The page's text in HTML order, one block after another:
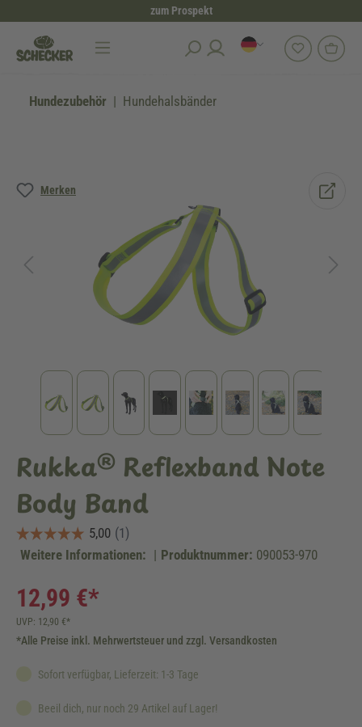
zum Prospekt
Hundezubehör Hundehalsbänder
Merken
Bildergalerie überspringen
Rukka® Reflexband Note
Body Band
Weitere Informationen: | Produktnummer: 090053-970
12,99 €*
UVP: 12,90 €*
*Alle Preise inkl. Mehrwertsteuer und zzgl. Versandkosten
Sofort verfügbar, Lieferzeit: 1-3 Tage
Beeil dich, nur noch 29 Artikel auf Lager!